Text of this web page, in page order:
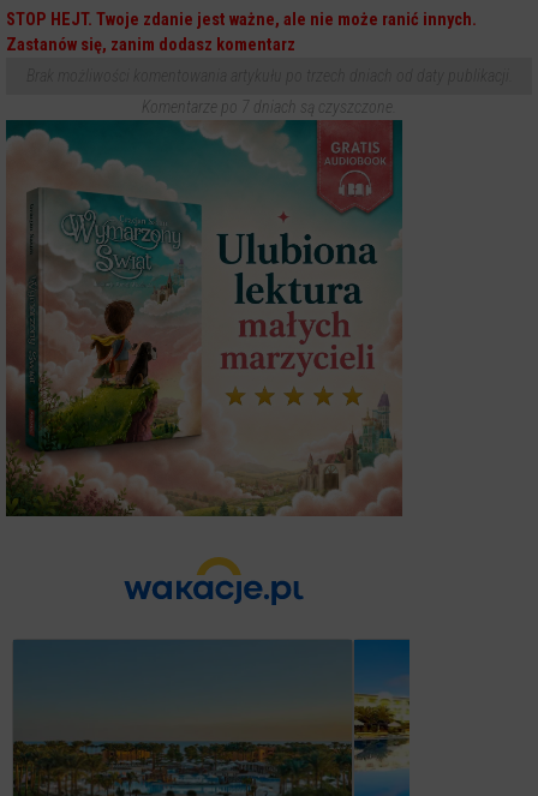
STOP HEJT. Twoje zdanie jest ważne, ale nie może ranić innych.
Zastanów się, zanim dodasz komentarz
Komentarze po 7 dniach są czyszczone.